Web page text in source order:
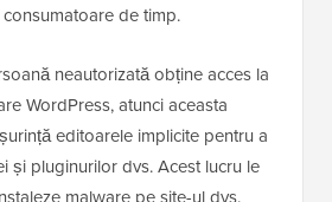
de timp.
neautorizată obține acces la
WordPress, atunci aceasta
editoarele implicite pentru a
și pluginurilor dvs. Acest lucru le